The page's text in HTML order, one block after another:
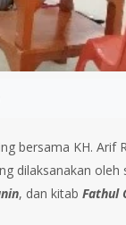
bersama KH. Arif
dilaksanakan oleh
, dan kitabFathul